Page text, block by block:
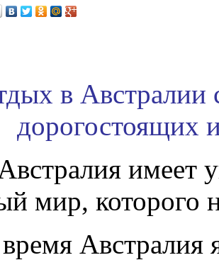
в Австралии
дорогостоящих
имеет
мир, которого
Австралия